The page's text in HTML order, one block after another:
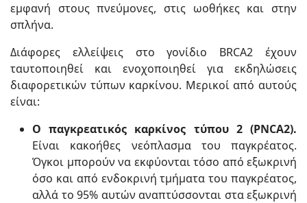
εμφανή στους πνεύμονες, στις ωοθήκες και στην
σπλήνα.
Διάφορες ελλείψεις στο γονίδιο BRCA2 έχουν
ταυτοποιηθεί και ενοχοποιηθεί για εκδηλώσεις
διαφορετικών τύπων καρκίνου. Μερικοί από αυτούς
είναι:
Ο παγκρεατικός καρκίνος τύπου 2 (PNCA2).
Είναι κακοήθες νεόπλασμα του παγκρέατος.
Όγκοι μπορούν να εκφύονται τόσο από εξωκρινή
όσο και από ενδοκρινή τμήματα του παγκρέατος,
αλλά το 95% αυτών αναπτύσσονται στα εξωκρινή